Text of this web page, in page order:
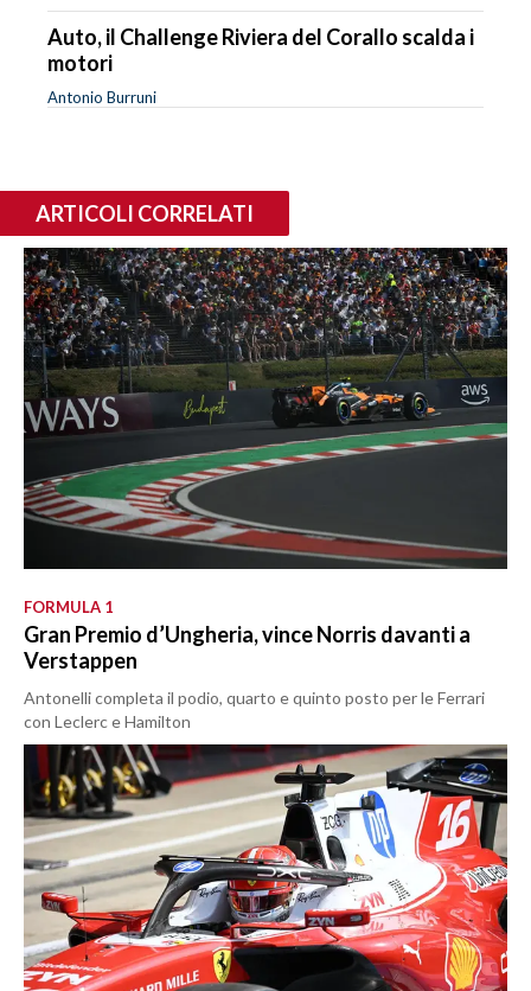
Auto, il Challenge Riviera del Corallo scalda i
motori
Antonio Burruni
ARTICOLI CORRELATI
FORMULA 1
Gran Premio d’Ungheria, vince Norris davanti a
Verstappen
Antonelli completa il podio, quarto e quinto posto per le Ferrari
con Leclerc e Hamilton